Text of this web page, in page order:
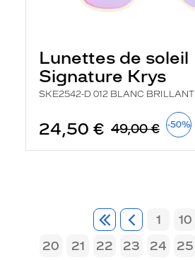
Lunettes de soleil
Signature Krys
SKE2542-D 012 BLANC BRILLANT
24,50 € 49,00 € -50%
1 10
20
21 22 23 24 25